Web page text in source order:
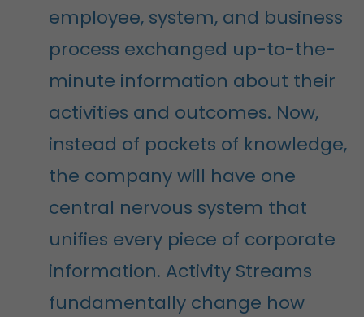
employee, system, and business
process exchanged up-to-the-
minute information about their
activities and outcomes. Now,
instead of pockets of knowledge,
the company will have one
central nervous system that
unifies every piece of corporate
information. Activity Streams
fundamentally change how